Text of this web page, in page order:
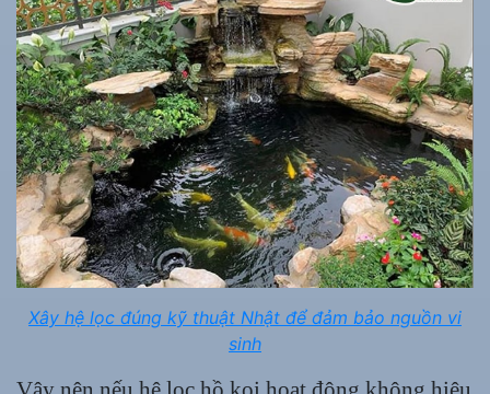
Xây hệ lọc đúng kỹ thuật Nhật để đảm bảo nguồn vi
sinh